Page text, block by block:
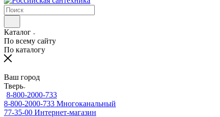
Каталог
По всему сайту
По каталогу
Ваш город
Тверь
8-800-2000-733
8-800-2000-733 Многоканальный
77-35-00 Интернет-магазин